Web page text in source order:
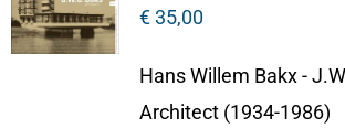
€35,00
Hans Willem Bakx -
Architect (1934-1986)